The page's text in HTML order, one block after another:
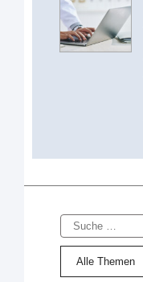
Suche